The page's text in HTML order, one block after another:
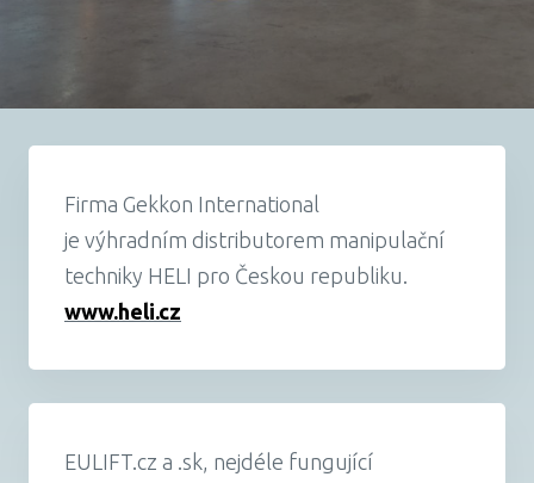
Firma Gekkon International
je výhradním distributorem manipulační
techniky HELI pro Českou republiku.
www.heli.cz
EULIFT.cz a .sk, nejdéle fungující